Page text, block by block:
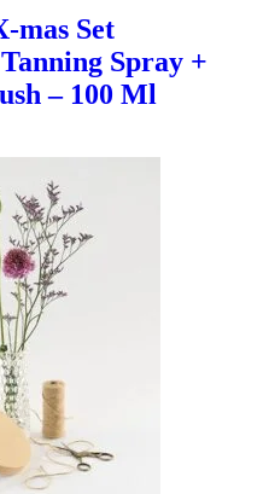
mas Set
Spray +
– 100 Ml